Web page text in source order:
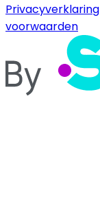
Privacyverklaring
voorwaarden